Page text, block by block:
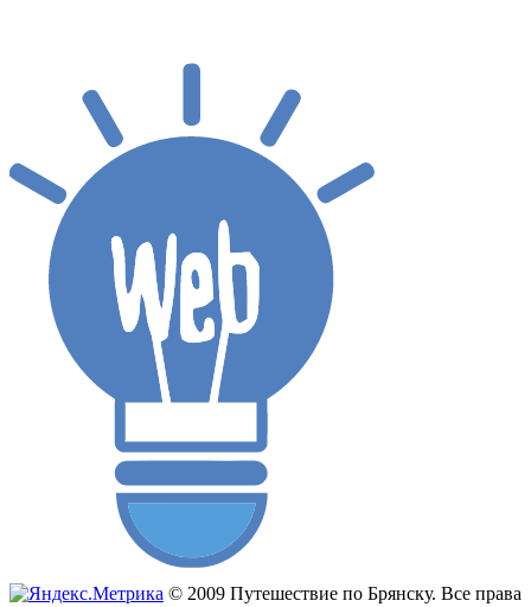
© 2009 Путешествие по Брянску. Все права